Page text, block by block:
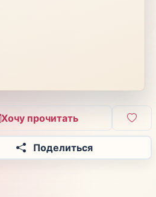
Хочу прочитать
Поделиться